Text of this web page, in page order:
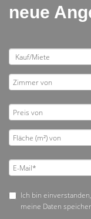
neue
Ich bin
meine Daten